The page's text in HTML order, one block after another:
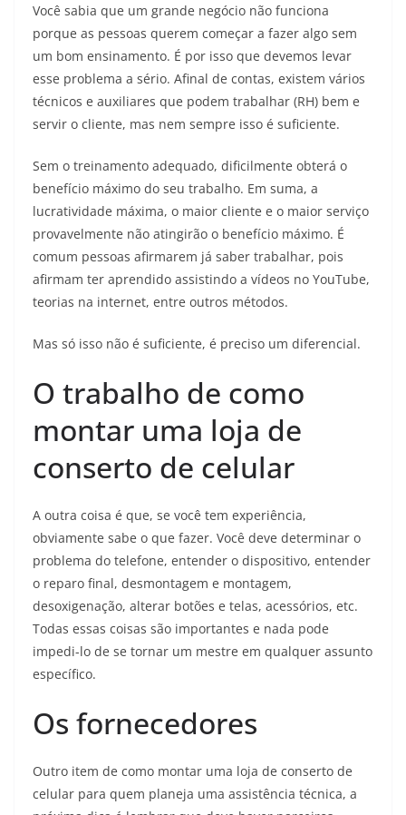
Você sabia que um grande negócio não funciona
porque as pessoas querem começar a fazer algo sem
um bom ensinamento. É por isso que devemos levar
esse problema a sério. Afinal de contas, existem vários
técnicos e auxiliares que podem trabalhar (RH) bem e
servir o cliente, mas nem sempre isso é suficiente.
Sem o treinamento adequado, dificilmente obterá o
benefício máximo do seu trabalho. Em suma, a
lucratividade máxima, o maior cliente e o maior serviço
provavelmente não atingirão o benefício máximo. É
comum pessoas afirmarem já saber trabalhar, pois
afirmam ter aprendido assistindo a vídeos no YouTube,
teorias na internet, entre outros métodos.
Mas só isso não é suficiente, é preciso um diferencial.
O trabalho de como
montar uma loja de
conserto de celular
A outra coisa é que, se você tem experiência,
obviamente sabe o que fazer. Você deve determinar o
problema do telefone, entender o dispositivo, entender
o reparo final, desmontagem e montagem,
desoxigenação, alterar botões e telas, acessórios, etc.
Todas essas coisas são importantes e nada pode
impedi-lo de se tornar um mestre em qualquer assunto
específico.
Os fornecedores
Outro item de como montar uma loja de conserto de
celular para quem planeja uma assistência técnica, a